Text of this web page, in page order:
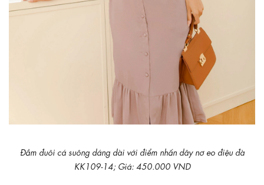
Đầm đuôi cá suông dáng dài với điểm nhấn dây nơ eo điệu đà
KK109-14; Giá: 450.000 VND